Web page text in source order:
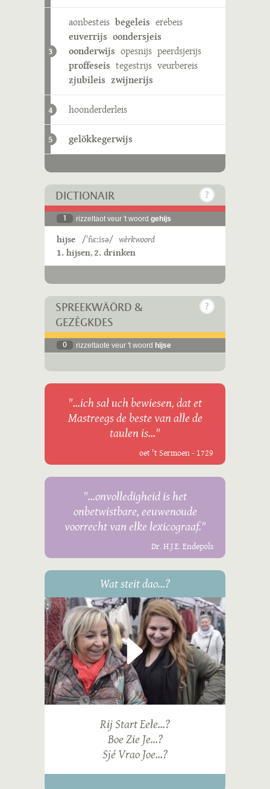
3
aonbesteis begeleis erebeis
euverrijs oondersjeis
oonderwijs opesnijs peerdsjerijs
proffeseis tegestrijs veurbereis
zjubileis zwijnerijs
4 hoonderderleis
5 gelökkegerwijs
DICTIONAIR
1 rizzeltaot veur 't woord gehijs
hijse /ˈɦɛːisə/ wèrkwoord
1. hijsen,2. drinken
SPREEKWÄÖRD &
GEZÈGKDES
0 rizzeltaote veur 't woord hijse
"...ich sal uch bewiesen, dat et
Mastreegs de beste van alle de
taulen is..."
oet 't Sermoen - 1729
"...onvolledigheid is het
onbetwistbare, eeuwenoude
voorrecht van elke lexicograaf."
Dr. H.J.E. Endepols
Wat steit dao...?
Rij Start Eele...?
Boe Zie Je...?
Sjé Vrao Joe...?